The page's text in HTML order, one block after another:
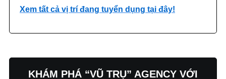
Xem tất cả vị trí đang tuyển dụng tại đây!
KHÁM PHÁ “VŨ TRỤ” AGENCY VỚI